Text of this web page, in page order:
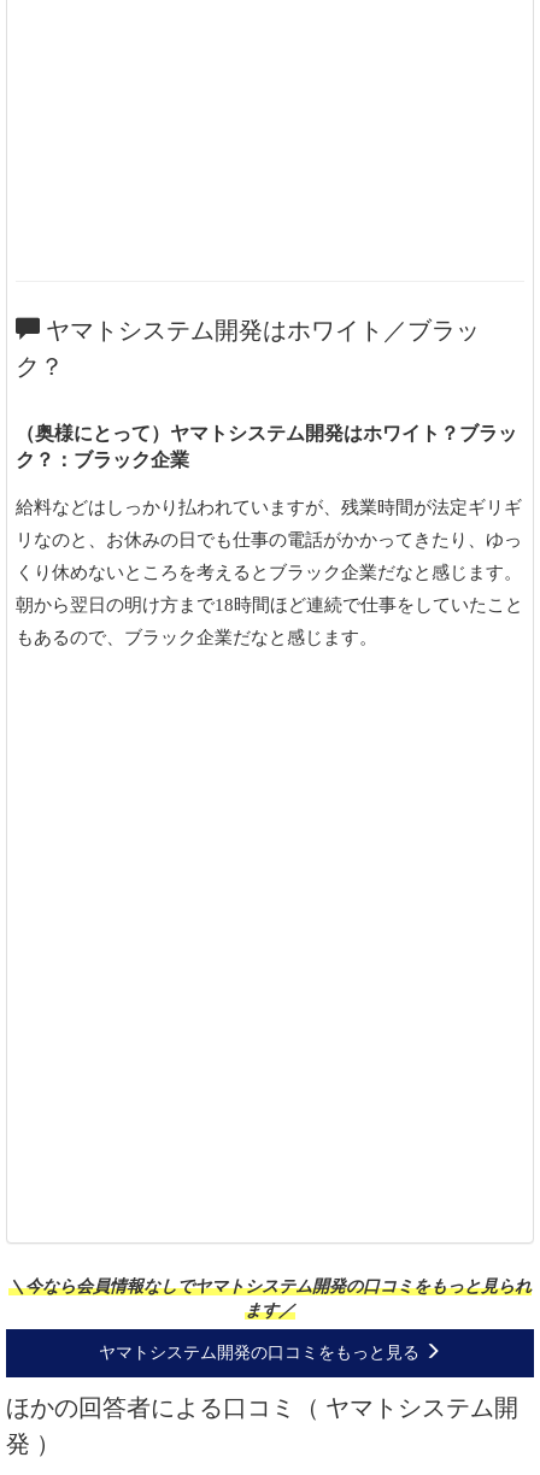
ヤマトシステム開発はホワイト／ブラッ
ク？
（奥様にとって）ヤマトシステム開発はホワイト？ブラッ
ク？：ブラック企業
給料などはしっかり払われていますが、残業時間が法定ギリギ
リなのと、お休みの日でも仕事の電話がかかってきたり、ゆっ
くり休めないところを考えるとブラック企業だなと感じます。
朝から翌日の明け方まで18時間ほど連続で仕事をしていたこと
もあるので、ブラック企業だなと感じます。
＼今なら会員情報なしでヤマトシステム開発の口コミをもっと見られ
ます／
ヤマトシステム開発の口コミをもっと見る
ほかの回答者による口コミ（ ヤマトシステム開
発 ）